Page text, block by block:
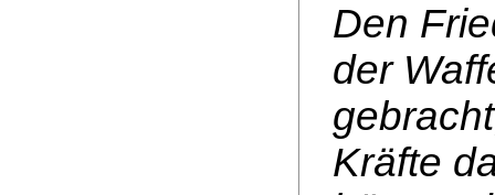
Den
der
Kräfte